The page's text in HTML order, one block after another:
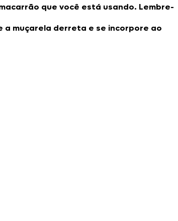
que você está usando. Lembre-
a muçarela derreta e se incorpore ao